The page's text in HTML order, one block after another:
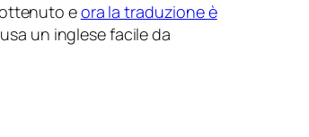
eora la traduzione è
un inglese facile da